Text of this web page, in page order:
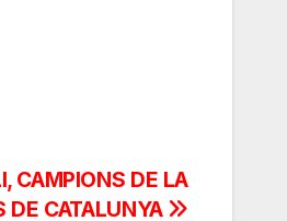
CAMPIONS DE LA
DE CATALUNYA